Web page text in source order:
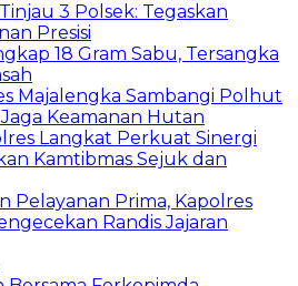
3 Polsek: Tegaskan
Presisi
18 Gram Sabu, Tersangka
Majalengka Sambangi Polhut
Keamanan Hutan
Langkat Perkuat Sinergi
Kamtibmas Sejuk dan
Pelayanan Prima, Kapolres
Randis Jajaran